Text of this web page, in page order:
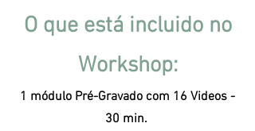
O que está incluido no
Workshop:
1 módulo Pré-Gravado com 16 Videos -
30 min.